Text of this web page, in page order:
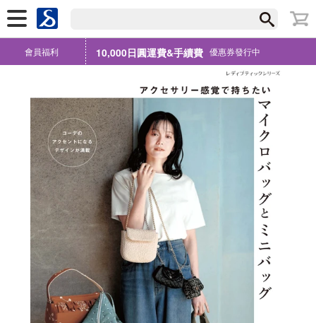
會員福利 10,000日圓運費&手續費 優惠券發行中